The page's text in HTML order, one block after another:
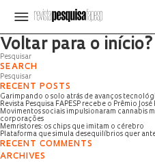
Página não encontrada
Voltar para o início?
SEARCH
RECENT POSTS
Garimpando o solo atrás de avanços
Revista Pesquisa FAPESP recebe o Prêmio
Movimentos sociais impulsionaram cannabis
corporações
Memristores: os chips que imitam o cérebro
Plataforma que simula desequilíbrios quer
RECENT COMMENTS
ARCHIVES